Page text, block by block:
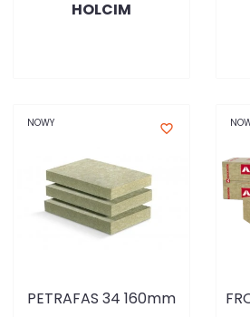
HOLCIM
NOWY favorite_border
PETRAFAS 34 160mm